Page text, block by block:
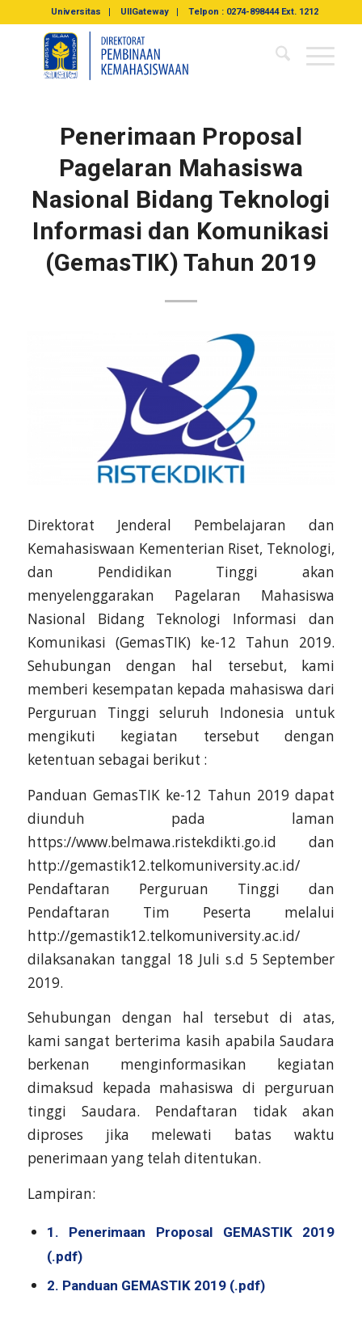
Universitas UIIGateway Telpon : 0274-898444 Ext. 1212
Penerimaan Proposal
Pagelaran Mahasiswa
Nasional Bidang Teknologi
Informasi dan Komunikasi
(GemasTIK) Tahun 2019
Direktorat Jenderal Pembelajaran dan
Kemahasiswaan Kementerian Riset, Teknologi,
dan Pendidikan Tinggi akan
menyelenggarakan Pagelaran Mahasiswa
Nasional Bidang Teknologi Informasi dan
Komunikasi (GemasTIK) ke-12 Tahun 2019.
Sehubungan dengan hal tersebut, kami
memberi kesempatan kepada mahasiswa dari
Perguruan Tinggi seluruh Indonesia untuk
mengikuti kegiatan tersebut dengan
ketentuan sebagai berikut :
Panduan GemasTIK ke-12 Tahun 2019 dapat
diunduh pada laman
https://www.belmawa.ristekdikti.go.id dan
http://gemastik12.telkomuniversity.ac.id/
Pendaftaran Perguruan Tinggi dan
Pendaftaran Tim Peserta melalui
http://gemastik12.telkomuniversity.ac.id/
dilaksanakan tanggal 18 Juli s.d 5 September
2019.
Sehubungan dengan hal tersebut di atas,
kami sangat berterima kasih apabila Saudara
berkenan menginformasikan kegiatan
dimaksud kepada mahasiswa di perguruan
tinggi Saudara. Pendaftaran tidak akan
diproses jika melewati batas waktu
penerimaan yang telah ditentukan.
Lampiran:
1. Penerimaan Proposal GEMASTIK 2019
(.pdf)
2. Panduan GEMASTIK 2019 (.pdf)